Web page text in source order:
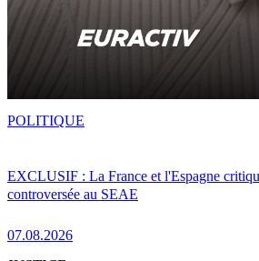
EXCLUSIF : La France et l'Espagne
controversée au SEAE
07.08.2026
POLITIQUE